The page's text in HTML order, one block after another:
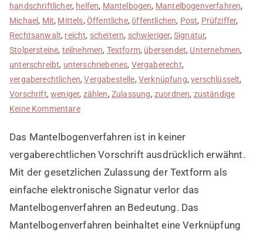
handschriftlicher, helfen, Mantelbogen, Mantelbogenverfahren,
Michael, Mit, Mittels, Öffentliche,öffentlichen, Post, Prüfziffer,
Rechtsanwalt, reicht, scheitern, schwieriger, Signatur,
Stolpersteine, teilnehmen, Textform, übersendet, Unternehmen,
unterschreibt, unterschriebenes, Vergaberecht,
vergaberechtlichen,Vergabestelle, Verknüpfung,verschlüsselt,
Vorschrift,weniger, zählen, Zulassung, zuordnen, zuständige
Keine Kommentarezu
von
Mantelbogenverfahren
Das Mantelbogenverfahren ist in keiner
vergaberechtlichen Vorschrift ausdrücklich erwähnt.
Mit der gesetzlichen Zulassung der Textform als
einfache elektronische Signatur verlor das
Mantelbogenverfahren an Bedeutung. Das
Mantelbogenverfahren beinhaltet eine Verknüpfung